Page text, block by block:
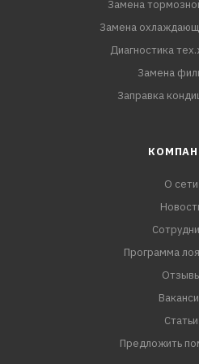
Замена
Замена
Диагностика
Замена
Заправка
О сети
Программа
Статьи
Предложить